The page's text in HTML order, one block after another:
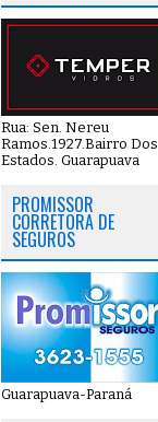
Rua: Sen. Nereu
Ramos.1927.Bairro Dos
Estados. Guarapuava
PROMISSOR
CORRETORA DE
SEGUROS
Guarapuava-Paraná